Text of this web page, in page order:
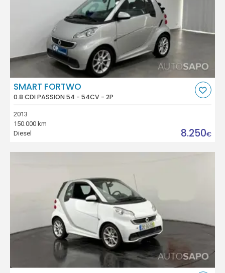
SMART FORTWO
0.8 CDI PASSION 54 - 54CV - 2P
2013
150.000 km
Diesel
8.250€